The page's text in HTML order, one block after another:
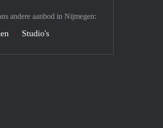
andere aanbod in Nijmegen:
Studio's